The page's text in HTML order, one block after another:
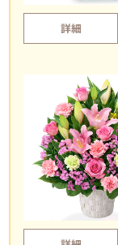
詳細